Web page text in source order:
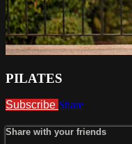
PILATES
Subscribe Share
Share with your friends